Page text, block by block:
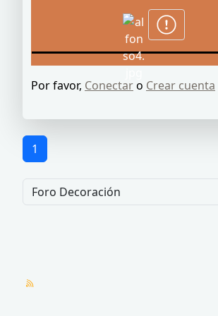
Por favor, Conectaro Crear cuenta
1